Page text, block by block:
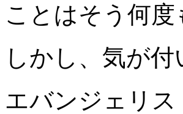
ことはそう何
しかし、気が
エバンジェリ